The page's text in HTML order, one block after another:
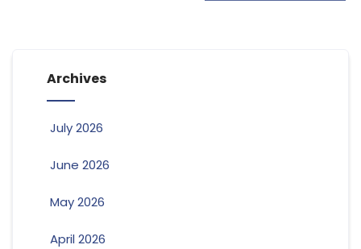
Archives
July 2026
June 2026
May 2026
April 2026